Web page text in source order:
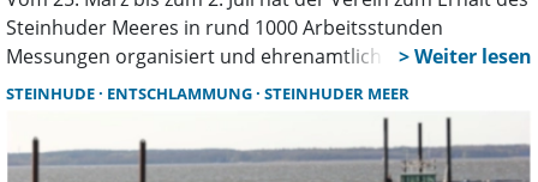
Steinhuder Meeres in rund 1000 Arbeitsstunden
Messungen organisiert und ehrenamtlich durchgeführt.
Nun wurden die Ergebnisse vorgestellt.
STEINHUDE ENTSCHLAMMUNG STEINHUDER MEER